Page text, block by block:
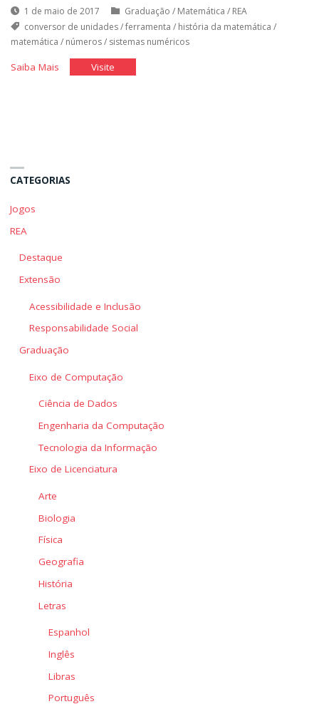
1 de maio de 2017 Graduação / Matemática / REA
conversor de unidades/ferramenta / história da matemática /
matemática / números/ sistemas numéricos
Saiba Mais"Conversor
Visite"Conversor
CATEGORIAS
Jogos
REA
Destaque
Extensão
Acessibilidade e Inclusão
Responsabilidade Social
Graduação
Eixo de Computação
Ciência de Dados
Engenharia da Computação
Tecnologia da Informação
Eixo de Licenciatura
Arte
Biologia
Física
Geografia
História
Letras
Espanhol
Inglês
Libras
Português